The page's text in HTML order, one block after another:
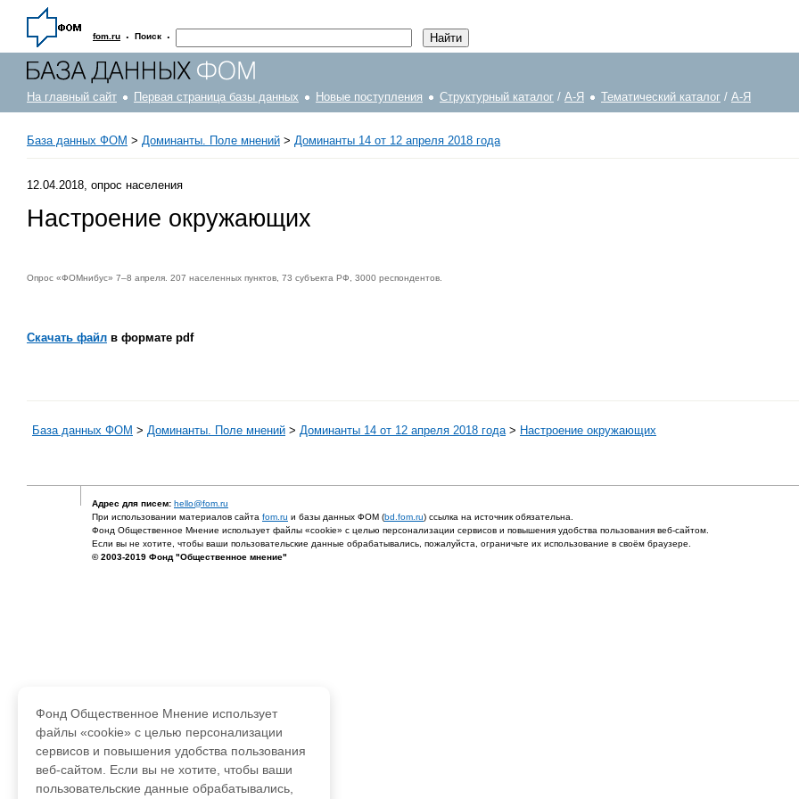
fom.ru · Поиск ·
На главный сайт Первая страница базы данных Новые поступления Структурный каталог / А-Я Тематический каталог / А-Я
База данных ФОМ > Доминанты. Поле мнений > Доминанты 14 от 12 апреля 2018 года
12.04.2018, опрос населения
Настроение окружающих
Опрос «ФОМнибус» 7–8 апреля. 207 населенных пунктов, 73 субъекта РФ, 3000 респондентов.
Скачать файл в формате pdf
База данных ФОМ > Доминанты. Поле мнений > Доминанты 14 от 12 апреля 2018 года > Настроение окружающих
Адрес для писем: hello@fom.ru
При использовании материалов сайта fom.ru и базы данных ФОМ (bd.fom.ru) ссылка на источник обязательна.
Фонд Общественное Мнение использует файлы «cookie» с целью персонализации сервисов и повышения удобства пользования веб-сайтом.
Если вы не хотите, чтобы ваши пользовательские данные обрабатывались, пожалуйста, ограничьте их использование в своём браузере.
© 2003-2019 Фонд "Общественное мнение"
Фонд Общественное Мнение использует
файлы «cookie» с целью персонализации
сервисов и повышения удобства пользования
веб-сайтом. Если вы не хотите, чтобы ваши
пользовательские данные обрабатывались,